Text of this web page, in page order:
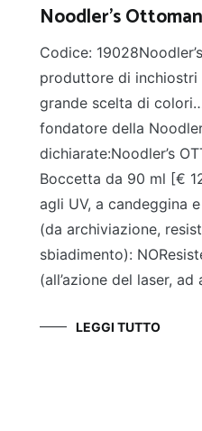
Noodler’s
Codice:
produttore di inchiostri
grande scelta di
fondatore della
dichiarate:Noodler’s
Boccetta da 90 ml [€
agli UV, a candeggina
(da archiviazione,
sbiadimento):
(all’azione del laser,
LEGGI TUTTO